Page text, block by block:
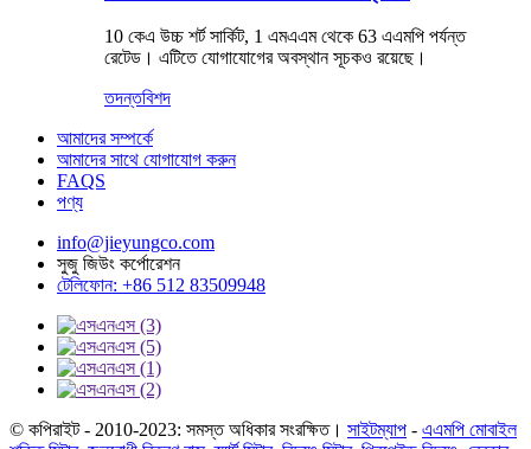
10 কেএ উচ্চ শর্ট সার্কিট, 1 এমএএম থেকে 63 এএমপি পর্যন্ত
রেটেড। এটিতে যোগাযোগের অবস্থান সূচকও রয়েছে।
তদন্তবিশদ
আমাদের সম্পর্কে
আমাদের সাথে যোগাযোগ করুন
FAQS
পণ্য
info@jieyungco.com
সুজু জিউং কর্পোরেশন
টেলিফোন: +86 512 83509948
© কপিরাইট - 2010-2023: সমস্ত অধিকার সংরক্ষিত। সাইটম্যাপ - এএমপি মোবাইল